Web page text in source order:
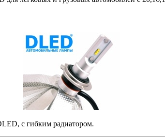
с гибким радиатором.